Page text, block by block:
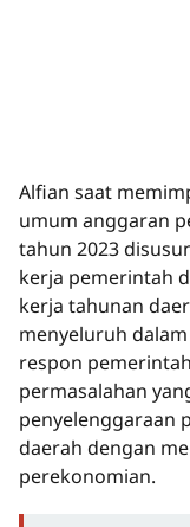
Alfian saat
umum anggaran
tahun 2023
kerja pemerintah
kerja tahunan
menyeluruh
respon
permasalahan
penyelenggaraan
daerah dengan
perekonomian.